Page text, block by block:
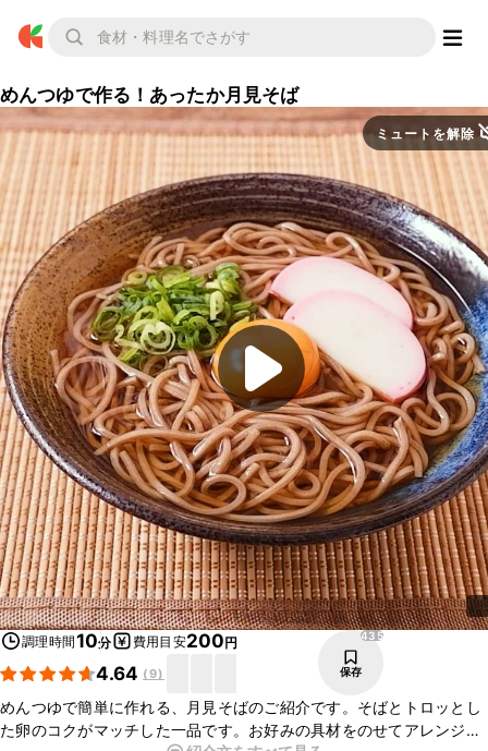
めんつゆで作る！あったか月見そば
ミュートを解除
調理時間10分 費用目安200円
4.64 (9)
435
保存
めんつゆで簡単に作れる、月見そばのご紹介です。そばとトロッとし
た卵のコクがマッチした一品です。お好みの具材をのせてアレンジし